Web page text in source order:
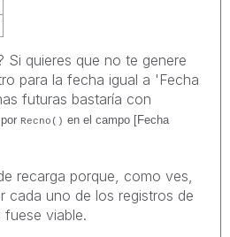
Si quieres que no te genere
para la fecha igual a 'Fecha
futuras bastaría con
por Recno() en el campo [Fecha
recarga porque, como ves,
cada uno de los registros de
fuese viable.